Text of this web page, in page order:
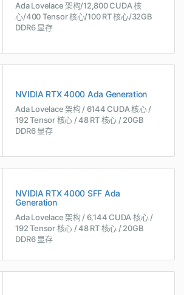
Ada Lovelace 架构/12,800 CUDA 核
心/400 Tensor 核心/100 RT 核心/32GB
DDR6 显存
NVIDIA RTX 4000 Ada Generation
Ada Lovelace 架构 / 6144 CUDA 核心 /
192 Tensor 核心 / 48 RT 核心 / 20GB
DDR6 显存
NVIDIA RTX 4000 SFF Ada
Generation
Ada Lovelace 架构 / 6,144 CUDA 核心 /
192 Tensor 核心 / 48 RT 核心 / 20GB
DDR6 显存